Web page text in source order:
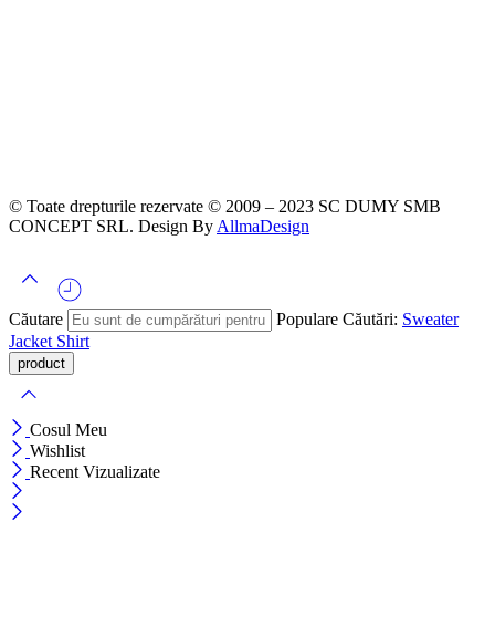
© Toate drepturile rezervate © 2009 – 2023 SC DUMY SMB
CONCEPT SRL. Design By AllmaDesign
Căutare Populare Căutări: Sweater
Jacket Shirt
Cosul Meu
Wishlist
Recent Vizualizate